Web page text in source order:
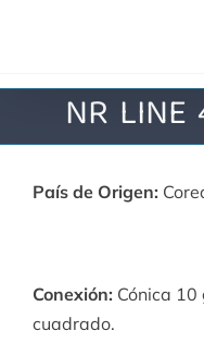
NR
País de Origen:
Conexión: Cónica
cuadrado.